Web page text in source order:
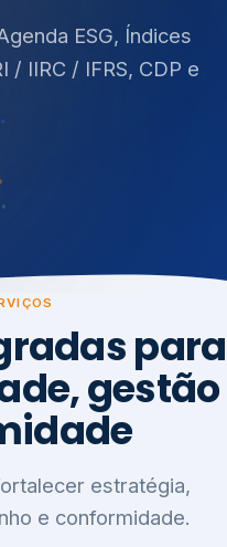
para
gestão
estratégia,
e conformidade.